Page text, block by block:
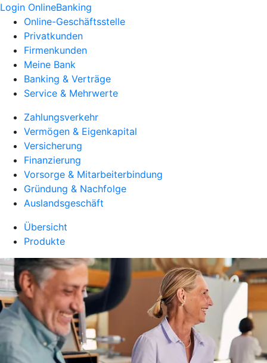
Login OnlineBanking
Online-Geschäftsstelle
Privatkunden
Firmenkunden
Meine Bank
Banking & Verträge
Service & Mehrwerte
Zahlungsverkehr
Vermögen & Eigenkapital
Versicherung
Finanzierung
Vorsorge & Mitarbeiterbindung
Gründung & Nachfolge
Auslandsgeschäft
Übersicht
Produkte